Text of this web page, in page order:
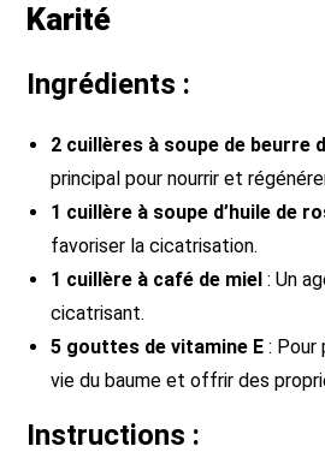
Karité
Ingrédients :
2 cuillères à soupe de beurre
principal pour nourrir et
1 cuillère à soupe d’huile de
favoriser la cicatrisation.
1 cuillère à café de miel : Un
cicatrisant.
5 gouttes de vitamine E : Pour
vie du baume et offrir des
Instructions :